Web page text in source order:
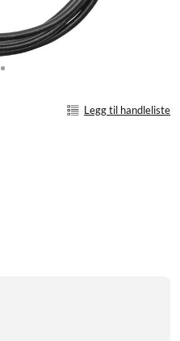
Legg til handleliste